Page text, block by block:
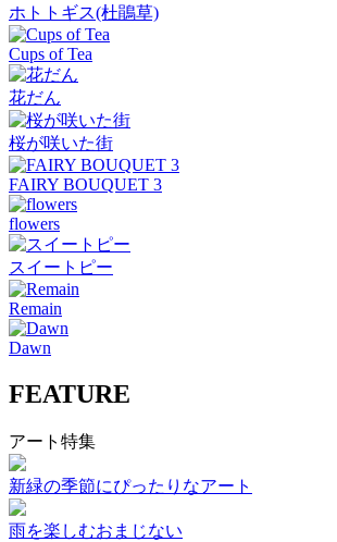
ホトトギス(杜鵑草)
Cups of Tea
花だん
桜が咲いた街
FAIRY BOUQUET 3
flowers
スイートピー
Remain
Dawn
FEATURE
アート特集
新緑の季節にぴったりなアート
雨を楽しむおまじない